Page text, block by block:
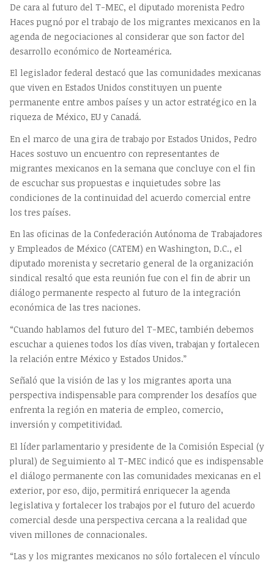
De cara al futuro del T-MEC, el diputado morenista Pedro
Haces pugnó por el trabajo de los migrantes mexicanos en la
agenda de negociaciones al considerar que son factor del
desarrollo económico de Norteamérica.
El legislador federal destacó que las comunidades mexicanas
que viven en Estados Unidos constituyen un puente
permanente entre ambos países y un actor estratégico en la
riqueza de México, EU y Canadá.
En el marco de una gira de trabajo por Estados Unidos, Pedro
Haces sostuvo un encuentro con representantes de
migrantes mexicanos en la semana que concluye con el fin
de escuchar sus propuestas e inquietudes sobre las
condiciones de la continuidad del acuerdo comercial entre
los tres países.
En las oficinas de la Confederación Autónoma de Trabajadores
y Empleados de México (CATEM) en Washington, D.C., el
diputado morenista y secretario general de la organización
sindical resaltó que esta reunión fue con el fin de abrir un
diálogo permanente respecto al futuro de la integración
económica de las tres naciones.
“Cuando hablamos del futuro del T-MEC, también debemos
escuchar a quienes todos los días viven, trabajan y fortalecen
la relación entre México y Estados Unidos.”
Señaló que la visión de las y los migrantes aporta una
perspectiva indispensable para comprender los desafíos que
enfrenta la región en materia de empleo, comercio,
inversión y competitividad.
El líder parlamentario y presidente de la Comisión Especial (y
plural) de Seguimiento al T-MEC indicó que es indispensable
el diálogo permanente con las comunidades mexicanas en el
exterior, por eso, dijo, permitirá enriquecer la agenda
legislativa y fortalecer los trabajos por el futuro del acuerdo
comercial desde una perspectiva cercana a la realidad que
viven millones de connacionales.
“Las y los migrantes mexicanos no sólo fortalecen el vínculo